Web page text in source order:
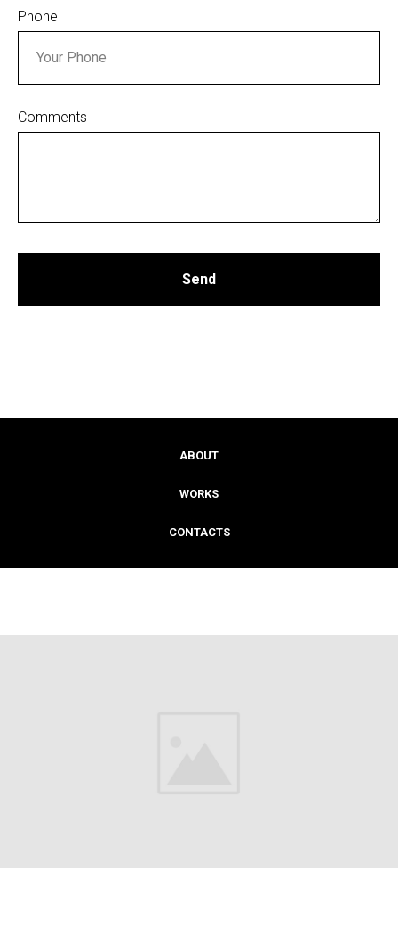
Phone
Comments
Send
ABOUT
WORKS
CONTACTS